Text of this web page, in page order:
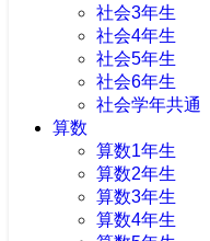
社会3年生
社会4年生
社会5年生
社会6年生
社会学年共通
算数
算数1年生
算数2年生
算数3年生
算数4年生